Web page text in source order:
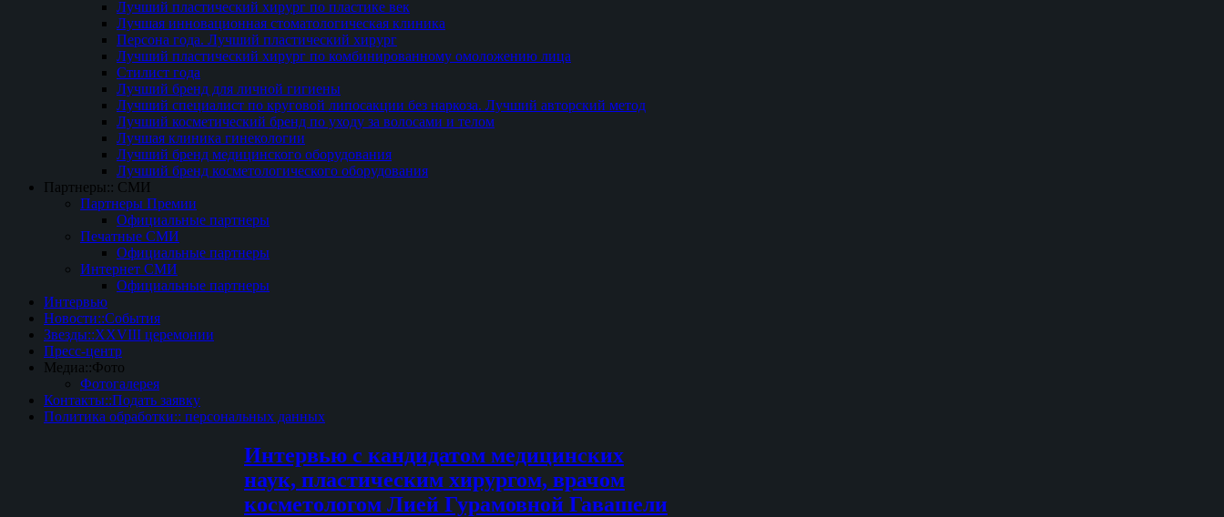
Лучший пластический хирург по пластике век
Лучшая инновационная стоматологическая клиника
Персона года. Лучший пластический хирург
Лучший пластический хирург по комбинированному омоложению лица
Стилист года
Лучший бренд для личной гигиены
Лучший специалист по круговой липосакции без наркоза. Лучший авторский метод
Лучший косметический бренд по уходу за волосами и телом
Лучшая клиника гинекологии
Лучший бренд медицинского оборудования
Лучший бренд косметологического оборудования
Партнеры:: СМИ
Партнеры Премии
Официальные партнеры
Печатные СМИ
Официальные партнеры
Интернет СМИ
Официальные партнеры
Интервью
Новости::События
Звезды::XXVIII церемонии
Пресс-центр
Медиа::Фото
Фотогалерея
Контакты::Подать заявку
Политика обработки:: персональных данных
Интервью с кандидатом медицинских
наук, пластическим хирургом, врачом
косметологом Лией Гурамовной Гавашели